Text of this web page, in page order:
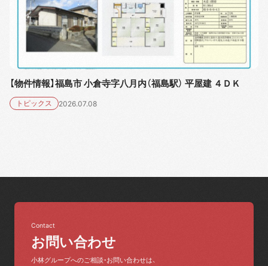
【物件情報】福島市 小倉寺字八月内（福島駅） 平屋建 ４ＤＫ
トピックス 2026.07.08
お問い合わせ
Contact
小林グループへのご相談・お問い合わせは、